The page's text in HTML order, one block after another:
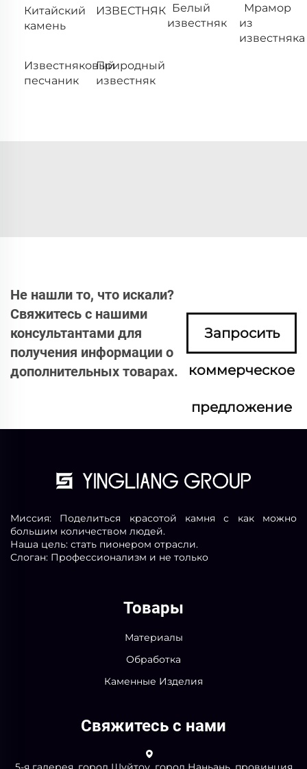
Китайский
камень
ИЗВЕСТНЯК Белый
известняк
Мрамор
из
известняка
Известняковый
песчаник
Природный
известняк
Не нашли то, что искали?
Свяжитесь с нашими
консультантами для
получения информации о
дополнительных товарах.
Запросить
коммерческое
предложение
Миссия: Поделиться красотой камня с как можно
большим количеством людей.
Наша цель: стать пионером отрасли.
Слоган: Профессионализм и не только
Товары
Материалы
Обработка
Каменные Изделия
Свяжитесь с нами